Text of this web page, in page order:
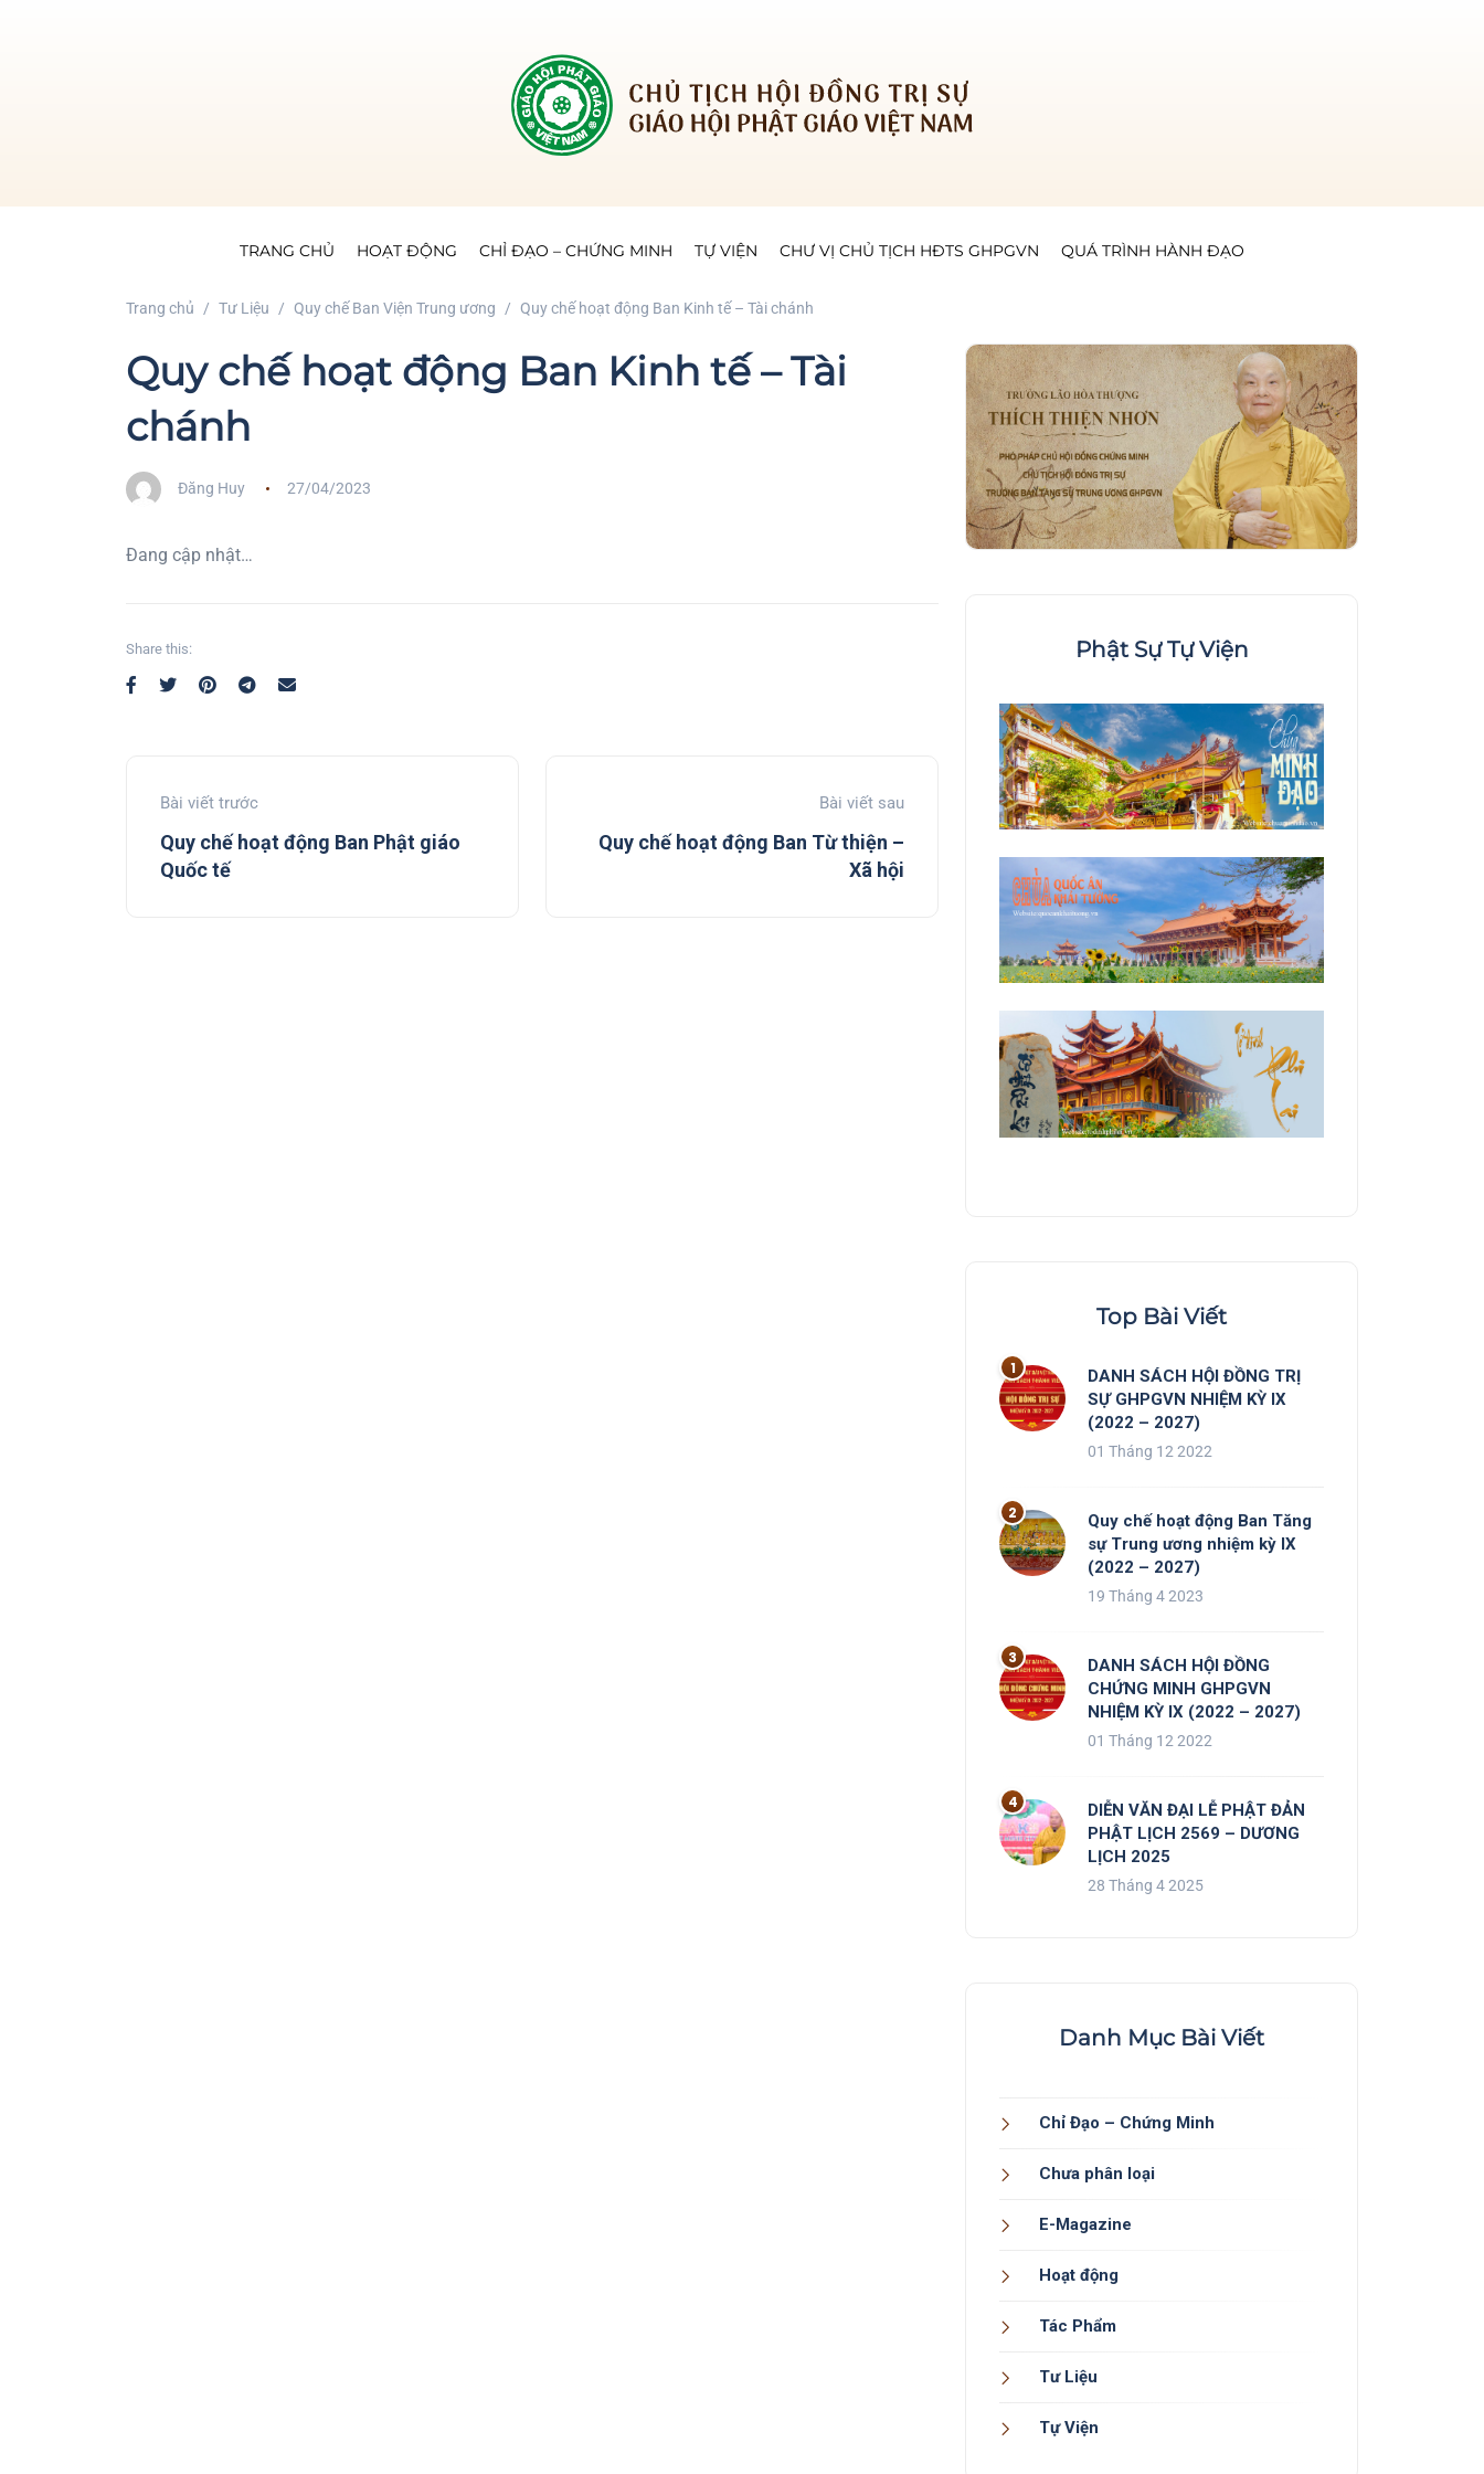
TRANG CHỦ HOẠT ĐỘNG CHỈ ĐẠO – CHỨNG MINH TỰ VIỆN CHƯ VỊ CHỦ TỊCH HĐTS GHPGVN QUÁ TRÌNH HÀNH ĐẠO
Trang chủ Tư Liệu Quy chế Ban Viện Trung ương Quy chế hoạt động Ban Kinh tế – Tài chánh
Quy chế hoạt động Ban Kinh tế – Tài
chánh
Đăng Huy 27/04/2023
Đang cập nhật…
Share this:
Bài viết trước
Quy chế hoạt động Ban Phật giáo
Quốc tế
Bài viết sau
Quy chế hoạt động Ban Từ thiện –
Xã hội
Phật Sự Tự Viện
Top Bài Viết
DANH SÁCH HỘI ĐỒNG TRỊ
SỰ GHPGVN NHIỆM KỲ IX
(2022 – 2027)
01 Tháng 12 2022
Quy chế hoạt động Ban Tăng
sự Trung ương nhiệm kỳ IX
(2022 – 2027)
19 Tháng 4 2023
DANH SÁCH HỘI ĐỒNG
CHỨNG MINH GHPGVN
NHIỆM KỲ IX (2022 – 2027)
01 Tháng 12 2022
DIỄN VĂN ĐẠI LỄ PHẬT ĐẢN
PHẬT LỊCH 2569 – DƯƠNG
LỊCH 2025
28 Tháng 4 2025
Danh Mục Bài Viết
Chỉ Đạo – Chứng Minh
Chưa phân loại
E-Magazine
Hoạt động
Tác Phẩm
Tư Liệu
Tự Viện